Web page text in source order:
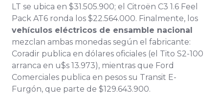
LT se ubica en $31.505.900; el Citroën C3 1.6 Feel
Pack AT6 ronda los $22.564.000. Finalmente, los
vehículos eléctricos de ensamble nacional
mezclan ambas monedas según el fabricante:
Coradir publica en dólares oficiales (el Tito S2-100
arranca en u$s 13.973), mientras que Ford
Comerciales publica en pesos su Transit E-
Furgón, que parte de $129.643.900.